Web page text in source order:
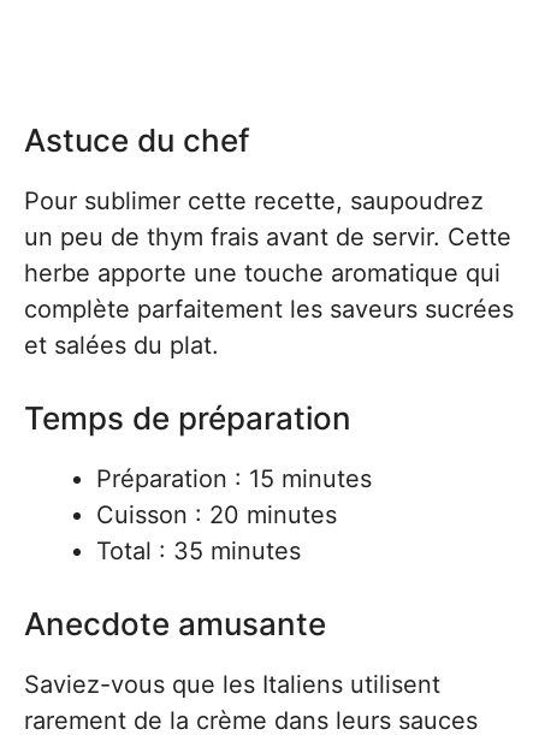
Astuce du chef
Pour sublimer cette recette, saupoudrez
un peu de thym frais avant de servir. Cette
herbe apporte une touche aromatique qui
complète parfaitement les saveurs sucrées
et salées du plat.
Temps de préparation
Préparation : 15 minutes
Cuisson : 20 minutes
Total : 35 minutes
Anecdote amusante
Saviez-vous que les Italiens utilisent
rarement de la crème dans leurs sauces